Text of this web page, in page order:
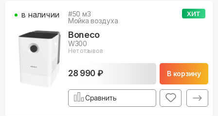
ХИТ
#50 м3
Мойка воздуха
Boneco
W300
Нет отзывов
28 990 ₽ В корзину
в наличии
Сравнить